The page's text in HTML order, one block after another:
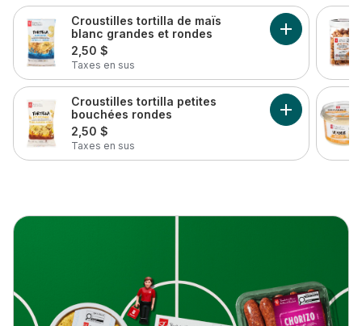
sauter Votre formation partante de collations
Croustilles tortilla de maïs
blanc grandes et rondes
2,50 $
Taxes en sus
Croustilles tortilla petites
bouchées rondes
2,50 $
Taxes en sus
Ajouter
Skip